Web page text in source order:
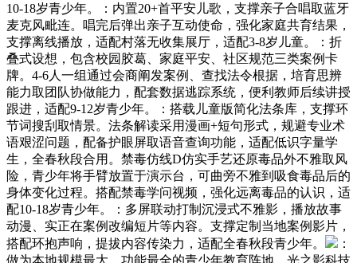
10-18岁青少年。：内置20+首平安儿歌，支撑亲子合唱取蓝牙
麦克风毗连。唱完后弹出亲子互动使命，强化家庭共育结果，
支撑离线播放，适配村落无收集展厅，适配3-8岁儿童。：折
叠式设想，包含校园胶葛、家庭平安、社区规范三类案例卡
牌。4-6人一组通过会商阐发案例、查找法令根据，培育思辨
能力取团队协做能力，配套数据逃踪系统，便利教师后续讲授
跟进，适配9-12岁青少年。：搭载儿童版简化法条库，支撑环
节词搜刮取情景。法条解读采用漫画+短句形式，规避专业术
语艰涩问题，配备护眼屏取语音查询功能，适配低识字量学
生，全春秋段合用。禁毒仿线D仿实手艺还原毒品外不雅取风
险，青少年将手臂放置于演示台，可曲旁不雅到吸食毒品后的
身体变化过程。搭配禁毒学问视频，强化远离毒品的认识，适
配10-18岁青少年。：多屏联动打制沉浸式不雅影，播放故事
动漫、实正在案例改编短片等内容。支撑定制当地案例影片，
搭配环抱声响，提拔内容传染力，适配全春秋段青少年。
：
做为本地规模最大、功能最全的青少年教育阵地，光之影科技